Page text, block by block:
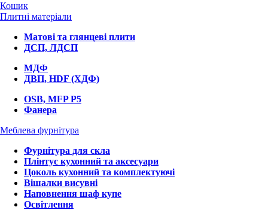
Кошик
Плитні матеріали
Матові та глянцеві плити
ДСП, ЛДСП
МДФ
ДВП, HDF (ХДФ)
OSB, MFP P5
Фанера
Меблева фурнітура
Фурнітура для скла
Плінтус кухонний та аксесуари
Цоколь кухонний та комплектуючі
Вішалки висувні
Наповнення шаф купе
Освітлення